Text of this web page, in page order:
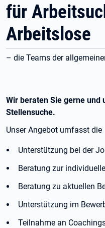
für
Arbeitslose
– die Teams der
Wir beraten Sie gerne und
Stellensuche.
Unser Angebot umfasst die
Unterstützung bei der
Beratung zur
Beratung zu aktuellen
Unterstützung im
Teilnahme an